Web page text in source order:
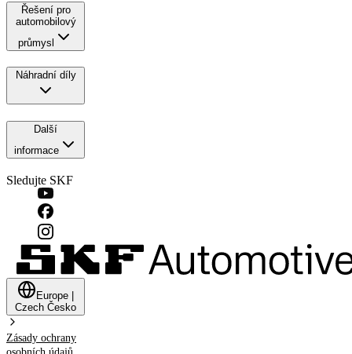
Řešení pro
automobilový
průmysl
Náhradní díly
Další
informace
Sledujte SKF
Europe
Czech Česko
Zásady ochrany